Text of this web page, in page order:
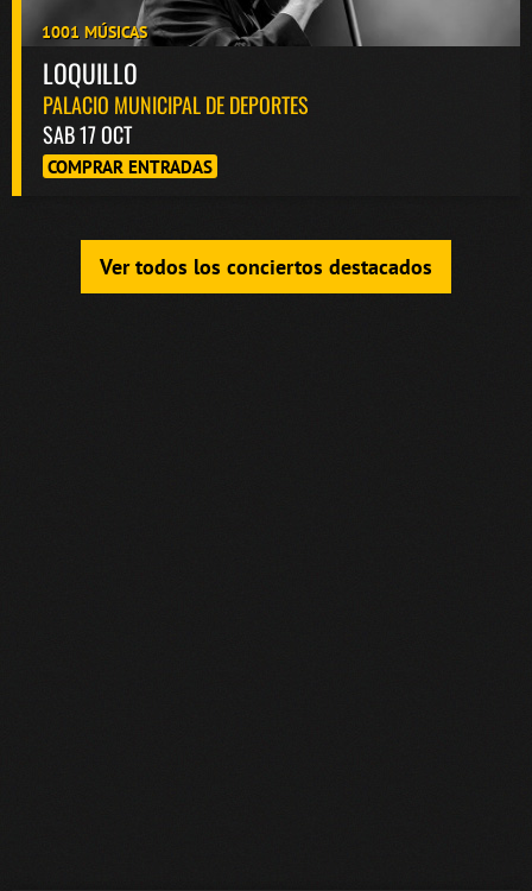
1001 MÚSICAS
LOQUILLO
PALACIO MUNICIPAL DE DEPORTES
SAB 17 OCT
COMPRAR ENTRADAS
Ver todos los conciertos destacados